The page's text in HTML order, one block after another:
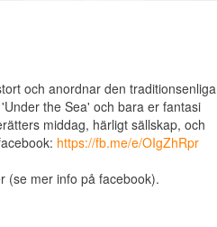
och anordnar den traditionsenliga
the Sea' och bara er fantasi
middag, härligt sällskap, och
https://fb.me/e/OIgZhRpr
(se mer info på facebook).